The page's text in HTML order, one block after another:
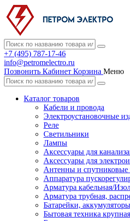
+7 (495) 787-17-46
info@petromelectro.ru
Позвонить Кабинет Корзина Меню
Каталог товаров
Кабели и провода
Электроустановочные
Реле
Светильники
Лампы
Аксессуары для
Аксессуары для
Антенны и спутниковые
Аппаратура
Арматура кабельная/
Арматура трубная,
Батарейки,
Бытовая техника крупная